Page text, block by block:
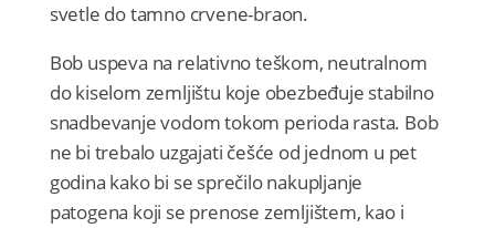
svetle do tamno crvene-braon.
Bob uspeva na relativno teškom, neutralnom
do kiselom zemljištu koje obezbeđuje stabilno
snadbevanje vodom tokom perioda rasta. Bob
ne bi trebalo uzgajati češće od jednom u pet
godina kako bi se sprečilo nakupljanje
patogena koji se prenose zemljištem, kao i